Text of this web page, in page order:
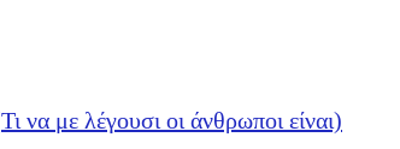
να με λέγουσι οι άνθρωποι είναι)